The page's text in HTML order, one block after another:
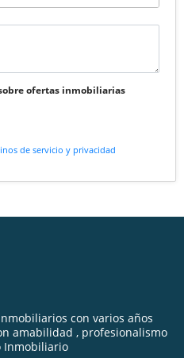
ofertas inmobiliarias
de servicio y privacidad
con varios años
amabilidad , profesionalismo
Inmobiliario